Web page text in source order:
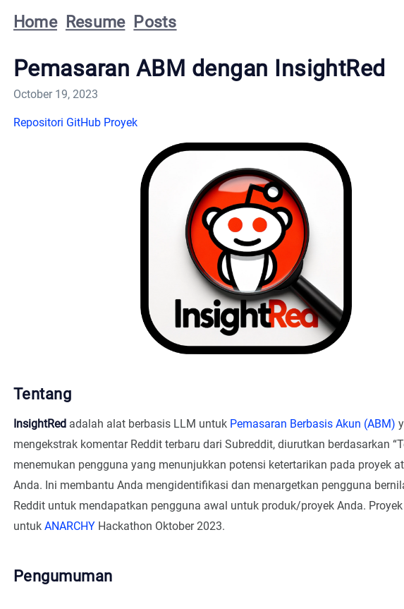
Home Resume Posts
Pemasaran ABM dengan InsightRed
October 19, 2023
Repositori GitHub Proyek
Tentang
InsightRed adalah alat berbasis LLM untuk Pemasaran Berbasis Akun (ABM)
mengekstrak komentar Reddit terbaru dari Subreddit, diurutkan berdasarkan
menemukan pengguna yang menunjukkan potensi ketertarikan pada proyek
Anda. Ini membantu Anda mengidentifikasi dan menargetkan pengguna
Reddit untuk mendapatkan pengguna awal untuk produk/proyek Anda.
untuk ANARCHY Hackathon Oktober 2023.
Pengumuman